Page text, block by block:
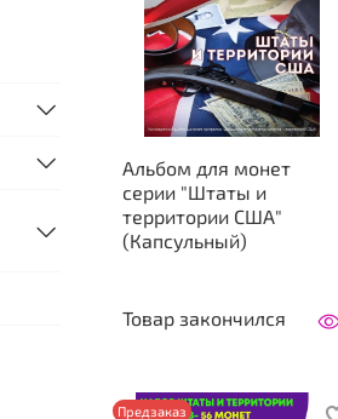
Альбом для монет
серии "Штаты и
территории США"
(Капсульный)
Товар закончился
Предзаказ